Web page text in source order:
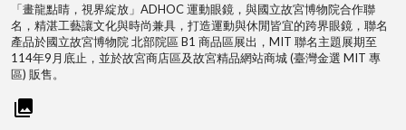
與國立故宮博物院合作聯
休閒皆宜的跨界眼鏡，聯名
出，MIT 聯名主題展期至
網站商城 (臺灣金選 MIT 專
極限之後，再突破
adhoc 與你一同挑戰夏天